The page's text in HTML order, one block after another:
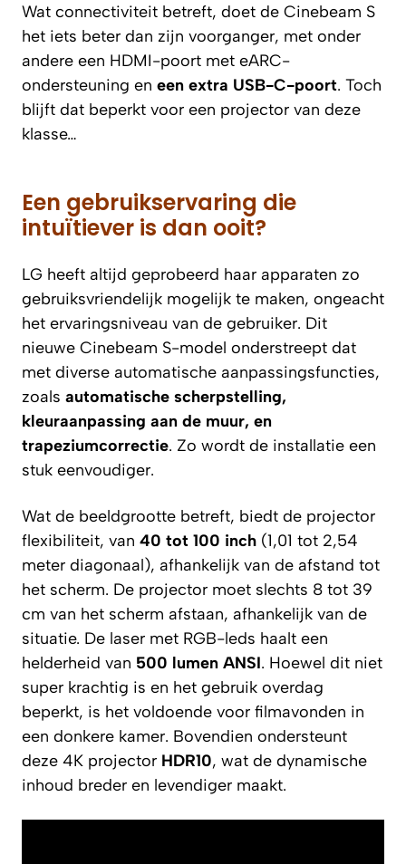
Wat connectiviteit betreft, doet de Cinebeam S
het iets beter dan zijn voorganger, met onder
andere een HDMI-poort met eARC-
ondersteuning en een extra USB-C-poort. Toch
blijft dat beperkt voor een projector van deze
klasse…
Een gebruikservaring die
intuïtiever is dan ooit?
LG heeft altijd geprobeerd haar apparaten zo
gebruiksvriendelijk mogelijk te maken, ongeacht
het ervaringsniveau van de gebruiker. Dit
nieuwe Cinebeam S-model onderstreept dat
met diverse automatische aanpassingsfuncties,
zoals automatische scherpstelling,
kleuraanpassing aan de muur, en
trapeziumcorrectie. Zo wordt de installatie een
stuk eenvoudiger.
Wat de beeldgrootte betreft, biedt de projector
flexibiliteit, van 40 tot 100 inch (1,01 tot 2,54
meter diagonaal), afhankelijk van de afstand tot
het scherm. De projector moet slechts 8 tot 39
cm van het scherm afstaan, afhankelijk van de
situatie. De laser met RGB-leds haalt een
helderheid van 500 lumen ANSI. Hoewel dit niet
super krachtig is en het gebruik overdag
beperkt, is het voldoende voor filmavonden in
een donkere kamer. Bovendien ondersteunt
deze 4K projector HDR10, wat de dynamische
inhoud breder en levendiger maakt.